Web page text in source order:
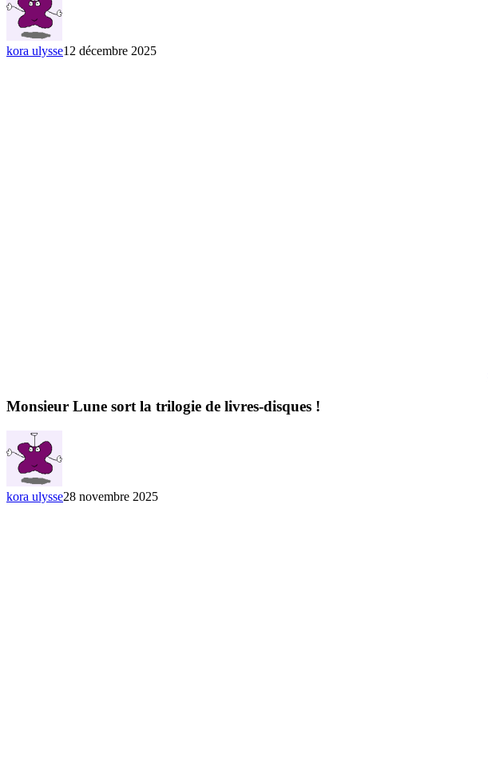
kora ulysse12 décembre 2025
Monsieur Lune sort la trilogie de livres-disques !
kora ulysse28 novembre 2025